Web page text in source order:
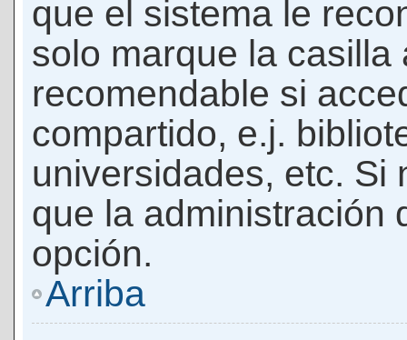
que el sistema le
solo marque la casilla
recomendable si
compartido, e.j.
universidades, etc. Si
que la administración
opción.
Arriba